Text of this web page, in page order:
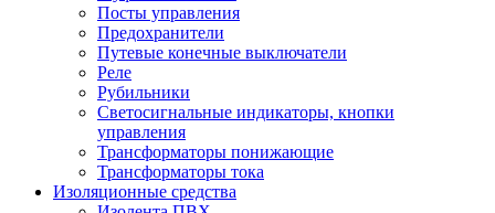
Посты управления
Предохранители
Путевые конечные выключатели
Реле
Рубильники
Светосигнальные индикаторы, кнопки
управления
Трансформаторы понижающие
Трансформаторы тока
Изоляционные средства